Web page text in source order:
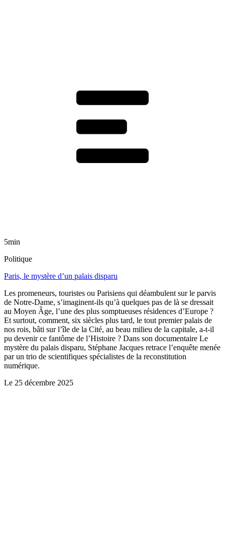
5min
Politique
Paris, le mystère d’un palais disparu
Les promeneurs, touristes ou Parisiens qui déambulent sur le parvis
de Notre-Dame, s’imaginent-ils qu’à quelques pas de là se dressait
au Moyen Âge, l’une des plus somptueuses résidences d’Europe ?
Et surtout, comment, six siècles plus tard, le tout premier palais de
nos rois, bâti sur l’île de la Cité, au beau milieu de la capitale, a-t-il
pu devenir ce fantôme de l’Histoire ? Dans son documentaire Le
mystère du palais disparu, Stéphane Jacques retrace l’enquête menée
par un trio de scientifiques spécialistes de la reconstitution
numérique.
Le 25 décembre 2025